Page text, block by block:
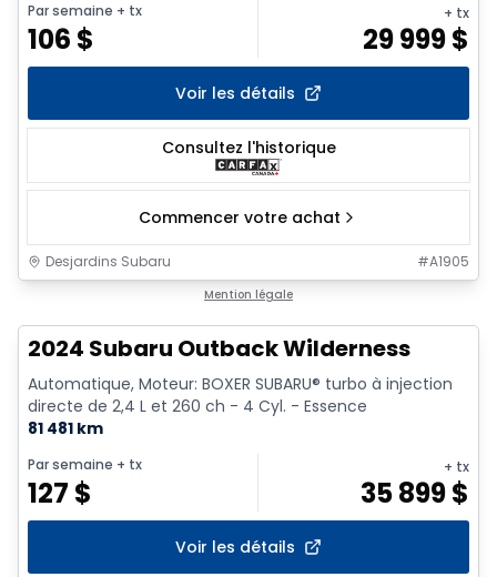
Par semaine + tx
106 $
+ tx
29 999$
Voir les détails
Consultez l'historique
Commencer votre achat
Desjardins Subaru #A1905
Mention légale
2024 Subaru Outback Wilderness
Automatique, Moteur: BOXER SUBARU® turbo à injection
directe de 2,4 L et 260 ch - 4 Cyl. - Essence
81 481 km
Par semaine + tx
127 $
+ tx
35 899$
Voir les détails